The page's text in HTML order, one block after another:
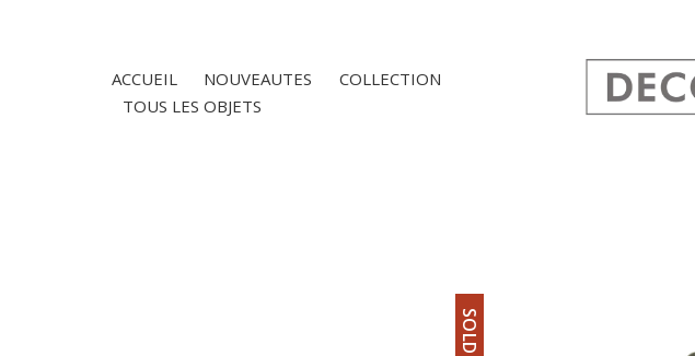
ACCUEIL NOUVEAUTES
COLLECTION
TOUS LES OBJETS
SOLD